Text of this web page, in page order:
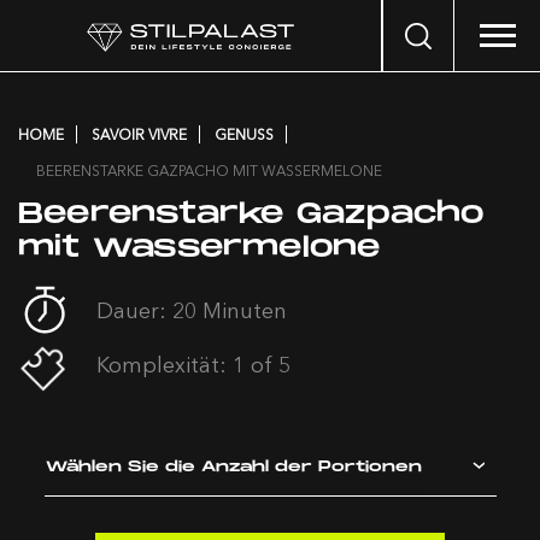
Search
HOME SAVOIR VIVRE
GENUSS
BEERENSTARKE GAZPACHO MIT WASSERMELONE
Beerenstarke Gazpacho
mit Wassermelone
Dauer: 20 Minuten
Komplexität: 1 of 5
Wählen Sie die Anzahl der Portionen